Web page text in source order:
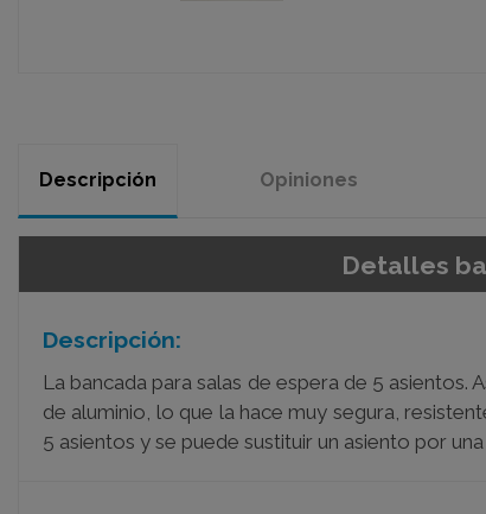
Descripción Opiniones
Detalles
Descripción:
La bancada para salas de espera de 5
de aluminio, lo que la hace muy segura,
5 asientos y se puede sustituir un asiento por